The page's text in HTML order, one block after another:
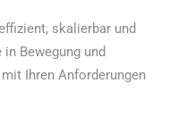
skalierbar und
Bewegung und
Ihren Anforderungen